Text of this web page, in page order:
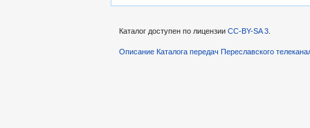
Каталог доступен по лицензии CC-BY-SA 3
Описание Каталога передач Переславского